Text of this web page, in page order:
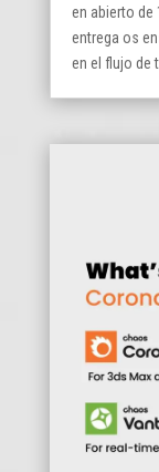
en abierto de
entrega os
en el flujo de